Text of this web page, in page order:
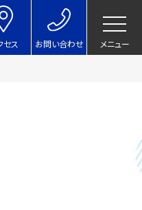
セス お問い合わせ メニュー